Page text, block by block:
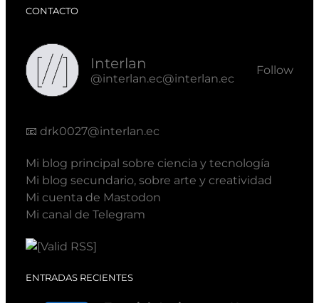
CONTACTO
Interlan
@interlan.ec@interlan.ec
Follow
📧 drk0027@interlan.ec
Mi blog principal sobre ciencia y tecnología
Mi blog secundario, sobre arte y creatividad
Mi cuenta de Mastodon
Mi canal de Telegram
ENTRADAS RECIENTES